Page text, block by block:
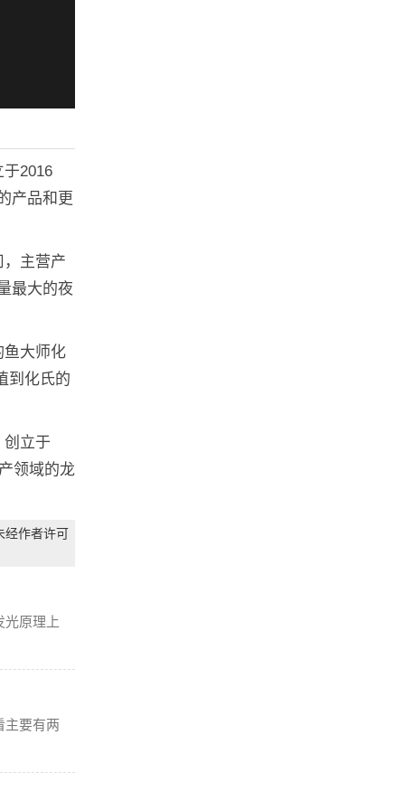
2016
产品和更
主营产
最大的夜
鱼大师化
到化氏的
创立于
领域的龙
经作者许可
光原理上
主要有两